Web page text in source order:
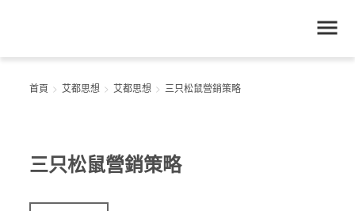
首頁 艾都思想 艾都思想 三只松鼠營銷策略
三只松鼠營銷策略